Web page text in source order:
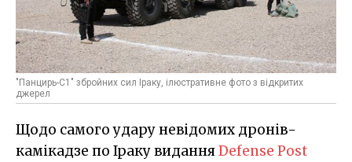
"Панцирь-С1" збройних сил Іраку, ілюстративне фото з відкритих
джерел
Щодо самого удару невідомих дронів-
камікадзе по Іраку виданняDefense Post